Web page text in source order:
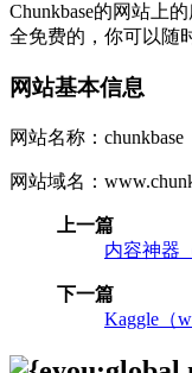
Chunkbase的网站上
全免费的，你可以随
网站基本信息
网站名称：chunkbase
网站域名：
上一篇
内容神器
下一篇
Kaggle（